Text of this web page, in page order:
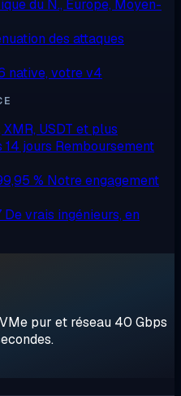
du N., Europe, Moyen-
des attaques
native, votre v4
XMR, USDT et plus
14 jours Remboursement
% Notre engagement
De vrais ingénieurs, en
pur et réseau 40 Gbps